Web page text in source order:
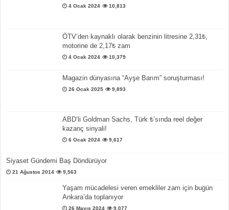
4 Ocak 2024 10,813
ÖTV’den kaynaklı olarak benzinin litresine 2,31₺,
motorine de 2,17₺ zam
4 Ocak 2024 10,379
Magazin dünyasına “Ayşe Barım” soruşturması!
26 Ocak 2025 9,893
ABD’li Goldman Sachs, Türk ₺’sında reel değer
kazanç sinyali!
6 Ocak 2024 9,617
Siyaset Gündemi Baş Döndürüyor
21 Ağustos 2014 9,563
Yaşam mücadelesi veren emekliler zam için bugün
Ankara’da toplanıyor
26 Mayıs 2024 9,077